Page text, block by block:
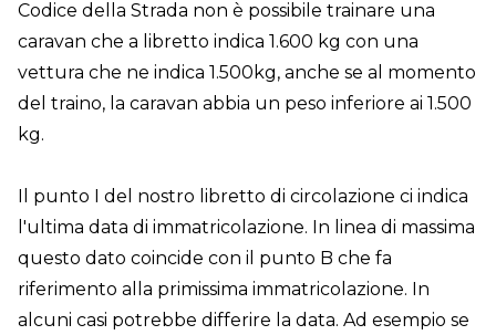
Codice della Strada non è possibile trainare una
caravan che a libretto indica 1.600 kg con una
vettura che ne indica 1.500kg, anche se al momento
del traino, la caravan abbia un peso inferiore ai 1.500
kg.
Il punto I del nostro libretto di circolazione ci indica
l'ultima data di immatricolazione. In linea di massima
questo dato coincide con il punto B che fa
riferimento alla primissima immatricolazione. In
alcuni casi potrebbe differire la data. Ad esempio se